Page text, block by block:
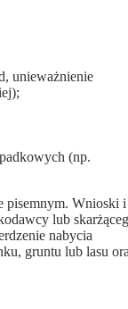
unieważnienie
(np.
pisemnym. Wnioski i
lub
nabycia
gruntu lub lasu